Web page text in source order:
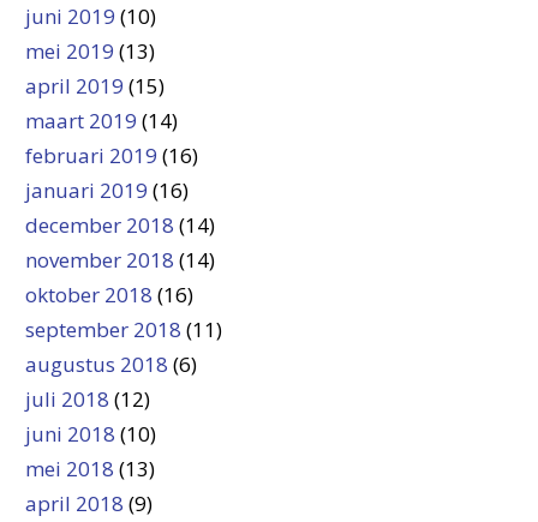
juni 2019 (10)
mei 2019 (13)
april 2019 (15)
maart 2019 (14)
februari 2019 (16)
januari 2019 (16)
december 2018 (14)
november 2018 (14)
oktober 2018 (16)
september 2018 (11)
augustus 2018 (6)
juli 2018 (12)
juni 2018 (10)
mei 2018 (13)
april 2018 (9)